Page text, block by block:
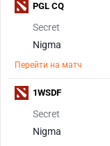
Secret
Nigma
Перейти на матч
PGL CQ
Secret
Nigma
1WSDF